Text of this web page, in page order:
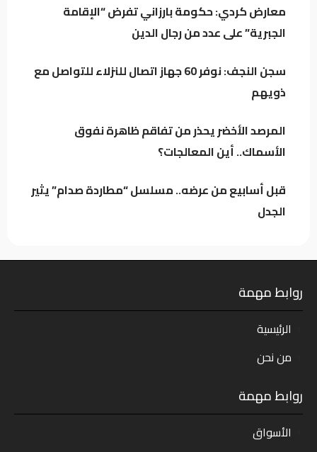
على ذمة العربية: تقارير استخباراتية تتحدث عن
السعودية!
لحماية استقرار العراق وليس موجهاً ضد أي
طرف
معارض كردي: حكومة بارزاني تفرض “الإقامة
الجبرية” على عدد من رجال الدين
سجن النجف: نوفر 60 جهاز اتصال للنزلاء للتواصل مع
ذويهم
المرصد الأخضر يحذر من تفاقم ظاهرة نفوق
الأسماك.. أين المعالجات؟
قبل أسابيع من عرضه.. مسلسل “مطاردة صدام” يثير
الجدل
روابط مهمة
الرئيسية
من نحن
روابط مهمة
الأسواق